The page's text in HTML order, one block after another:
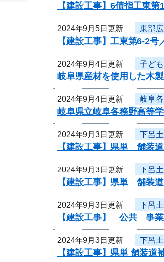
【建設工事】6債指工東
2024年9月5日更新 東部
【建設工事】工東第6-2
2024年9月4日更新 子ど
岐阜県産材を使用した木
2024年9月4日更新 岐阜
岐阜県立岐阜各務野高等
2024年9月3日更新 下呂
【建設工事】県単 舗装
2024年9月3日更新 下呂
【建設工事】県単 舗装
2024年9月3日更新 下呂
【建設工事】 公共 事業
2024年9月3日更新 下呂
【建設工事】県単 舗装